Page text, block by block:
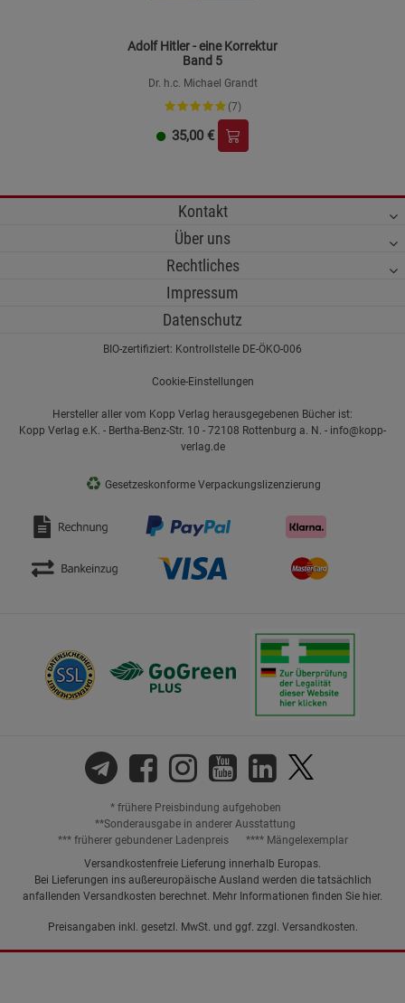
Adolf Hitler - eine Korrektur
Band 5
Dr. h.c. Michael Grandt
(7)
35,00 €
Kontakt
Über uns
Rechtliches
Impressum
Datenschutz
BIO-zertifiziert: Kontrollstelle DE-ÖKO-006
Cookie-Einstellungen
Hersteller aller vom Kopp Verlag herausgegebenen Bücher ist:
Kopp Verlag e.K. - Bertha-Benz-Str. 10 - 72108 Rottenburg a. N. - info@kopp-
verlag.de
♻ Gesetzeskonforme Verpackungslizenzierung
* frühere Preisbindung aufgehoben
**Sonderausgabe in anderer Ausstattung
*** früherer gebundener Ladenpreis
**** Mängelexemplar
Versandkostenfreie Lieferung innerhalb Europas.
Bei Lieferungen ins außereuropäische Ausland werden die tatsächlich
anfallenden Versandkosten berechnet. Mehr Informationen finden Sie hier.
Preisangaben inkl. gesetzl. MwSt. und ggf. zzgl. Versandkosten.